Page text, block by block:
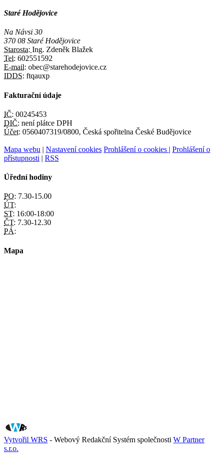
Staré Hodějovice
Na Návsi 30
370 08 Staré Hodějovice
Starosta: Ing. Zdeněk Blažek
Tel: 602551592
E-mail: obec@starehodejovice.cz
IDDS: ftqauxp
Fakturační údaje
IČ: 00245453
DIČ: není plátce DPH
Účet: 0560407319/0800, Česká spořitelna České Budějovice
Mapa webu | Nastavení cookies Prohlášení o cookies | Prohlášení o
přístupnosti | RSS
Úřední hodiny
PO: 7.30-15.00
ÚT:
ST: 16:00-18:00
ČT: 7.30-12.30
PÁ:
Mapa
Vytvořil WRS - Webový Redakční Systém společnosti W Partner
s.r.o.